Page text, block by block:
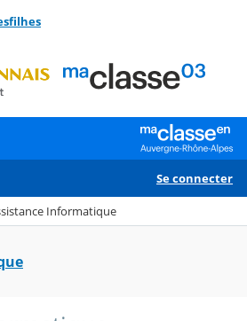
Se connecter
Informatique